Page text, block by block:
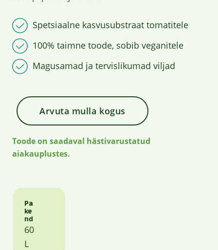
Spetsiaalne kasvusubstraat tomatitele
100% taimne toode, sobib veganitele
Magusamad ja tervislikumad viljad
Arvuta mulla kogus
Toode on saadaval hästivarustatud
aiakauplustes.
Pa
ke
nd
60
L